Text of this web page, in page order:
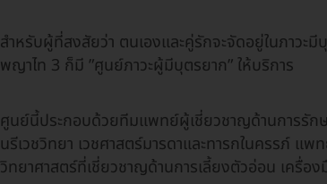
สำหรับผู้ที่สงสัยว่า ตนเองและคู่รักจะจัดอยู่ในภาวะ
พญาไท 3 ก็มี ”ศูนย์ภาวะผู้มีบุตรยาก” ให้บริการ
ศูนย์นี้ประกอบด้วยทีมแพทย์ผู้เชี่ยวชาญด้านการรัก
นรีเวชวิทยา เวชศาสตร์มารดาและทารกในครรภ์
วิทยาศาสตร์ที่เชี่ยวชาญด้านการเลี้ยงตัวอ่อน เครื่